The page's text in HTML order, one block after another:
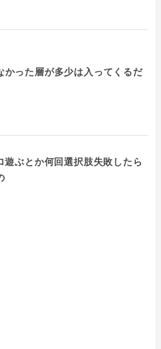
かった層が多少は入ってくるだ
遊ぶとか何回選択肢失敗したら